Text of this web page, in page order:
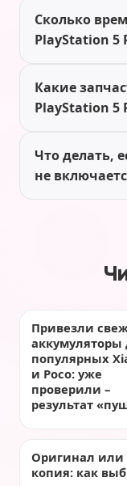
Сколько
PlayStation 5
Какие
PlayStation 5
Что делать,
не
Привезли
аккумуляторы
популярных
и Poco: уже
проверили –
результат
Оригинал или
копия: как